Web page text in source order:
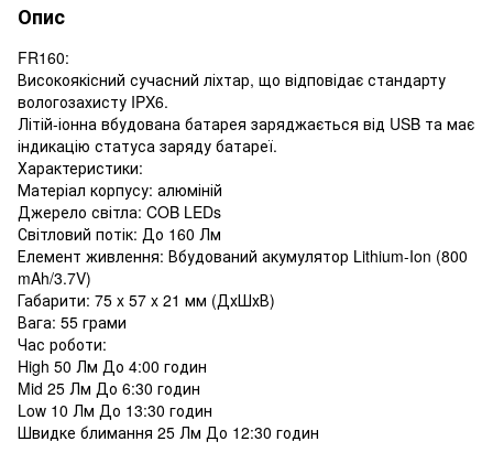
Опис
FR160:
Високоякісний сучасний ліхтар, що відповідає стандарту
вологозахисту IPX6.
Літій-іонна вбудована батарея заряджається від USB та має
індикацію статуса заряду батареї.
Характеристики:
Матеріал корпусу: алюміній
Джерело світла: COB LEDs
Світловий потік: До 160 Лм
Елемент живлення: Вбудований акумулятор Lithium-Ion (800
mAh/3.7V)
Габарити: 75 x 57 x 21 мм (ДхШхВ)
Вага: 55 грами
Час роботи:
High 50 Лм До 4:00 годин
Mid 25 Лм До 6:30 годин
Low 10 Лм До 13:30 годин
Швидке блимання 25 Лм До 12:30 годин